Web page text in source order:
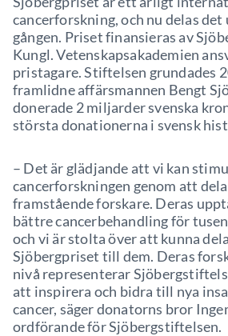
cancerforskning, och nu delas
gången. Priset finansieras av
Kungl. Vetenskapsakademien
pristagare. Stiftelsen grundades
framlidne affärsmannen Bengt
donerade 2 miljarder svenska
största donationerna i svensk
– Det är glädjande att vi kan
cancerforskningen genom att
framstående forskare. Deras
bättre cancerbehandling för
och vi är stolta över att kunna
Sjöbergpriset till dem. Deras
nivå representerar
att inspirera och bidra till nya
cancer, säger donatorns bror
ordförande för Sjöbergstiftelsen.